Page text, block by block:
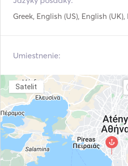
Záchranné vesty
Greek, English (US), English (UK),
Umiestnenie:
Satelit